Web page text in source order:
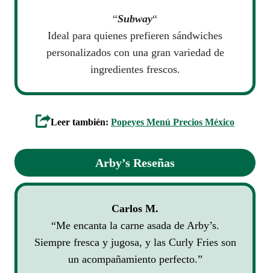
“Subway“
Ideal para quienes prefieren sándwiches
personalizados con una gran variedad de
ingredientes frescos.
Leer también: Popeyes Menú Precios México
Arby’s Reseñas
Carlos M.
“Me encanta la carne asada de Arby’s.
Siempre fresca y jugosa, y las Curly Fries son
un acompañamiento perfecto.”